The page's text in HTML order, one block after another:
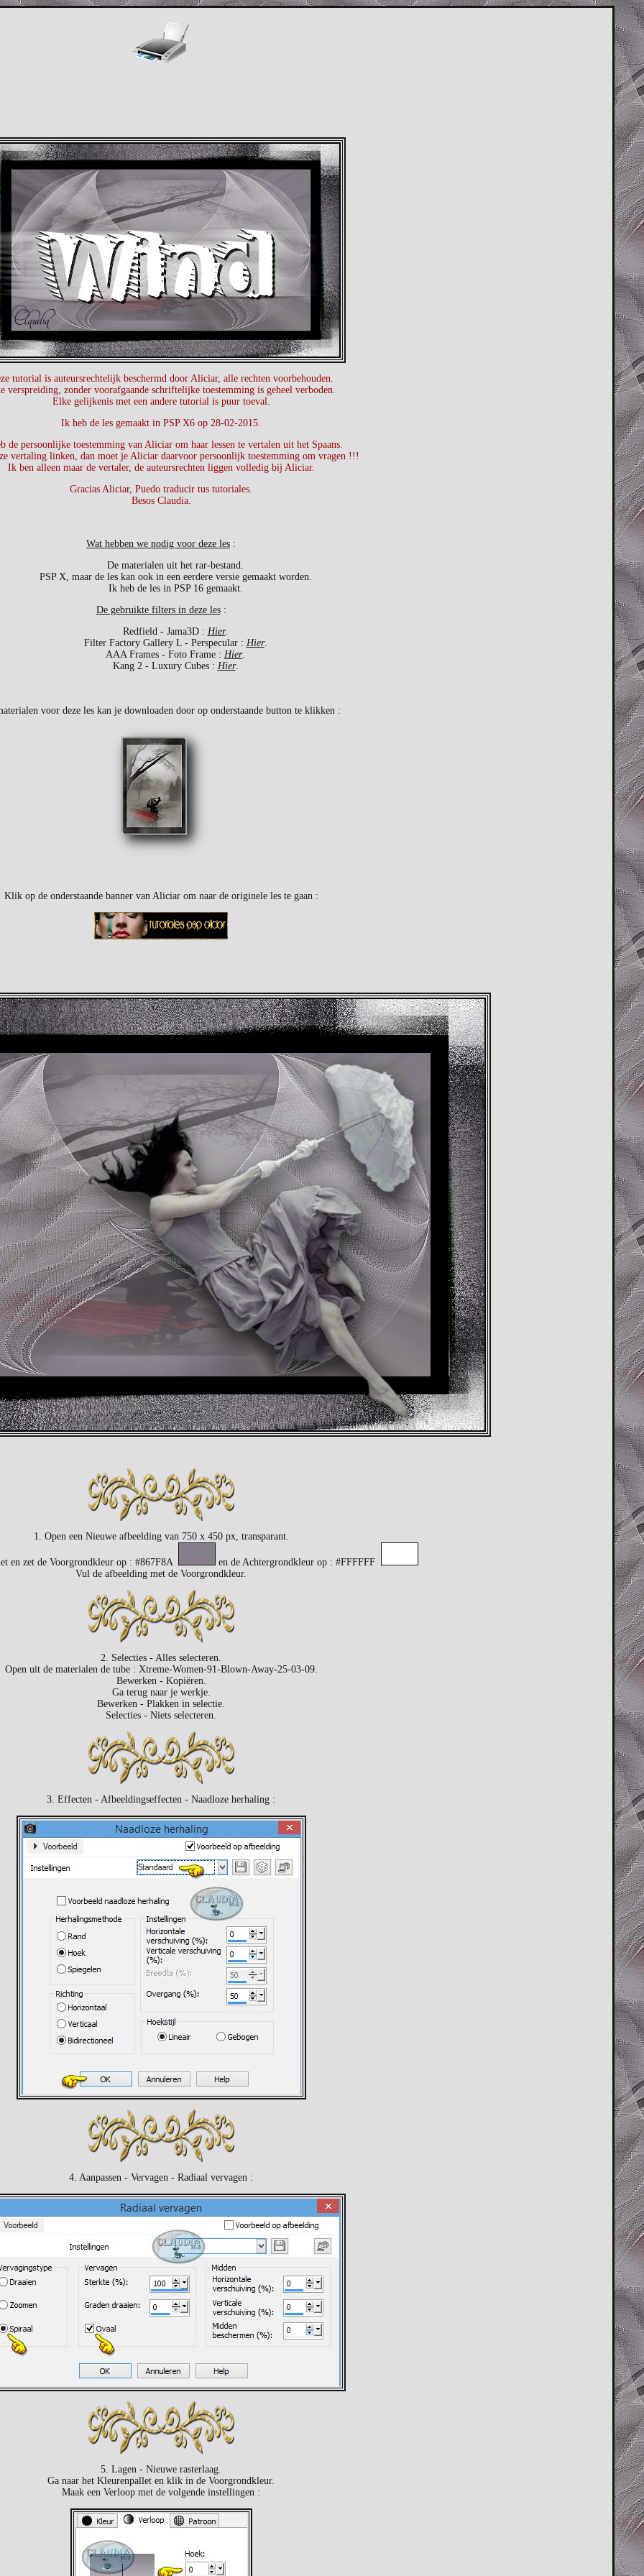
tutorial is auteursrechtelijk beschermd door Aliciar, alle rechten voorbehouden.
verspreiding, zonder voorafgaande schriftelijke toestemming is geheel verboden.
Elke gelijkenis met een andere tutorial is puur toeval.
Ik heb de les gemaakt in PSP X6 op 28-02-2015.
de persoonlijke toestemming van Aliciar om haar lessen te vertalen uit het Spaans.
vertaling linken, dan moet je Aliciar daarvoor persoonlijk toestemming om vragen !!!
Ik ben alleen maar de vertaler, de auteursrechten liggen volledig bij Aliciar.
Gracias Aliciar, Puedo traducir tus tutoriales.
Besos Claudia.
Wat hebben we nodig voor deze les :
De materialen uit het rar-bestand.
PSP X, maar de les kan ook in een eerdere versie gemaakt worden.
Ik heb de les in PSP 16 gemaakt.
De gebruikte filters in deze les:
Redfield - Jama3D : Hier.
Filter Factory Gallery L - Perspecular : Hier.
AAA Frames - Foto Frame : Hier.
Kang 2 - Luxury Cubes : Hier.
voor deze les kan je downloaden door op onderstaande button te klikken :
Klik op de onderstaande banner van Aliciar om naar de originele les te gaan :
1. Open een Nieuwe afbeelding van 750 x 450 px, transparant.
en zet de Voorgrondkleur op : #867F8A
en de Achtergrondkleur op : #FFFFFF
Vul de afbeelding met de Voorgrondkleur.
2. Selecties - Alles selecteren.
Open uit de materialen de tube : Xtreme-Women-91-Blown-Away-25-03-09.
Bewerken - Kopiëren.
Ga terug naar je werkje.
Bewerken - Plakken in selectie.
Selecties - Niets selecteren.
3. Effecten - Afbeeldingseffecten - Naadloze herhaling :
4. Aanpassen - Vervagen - Radiaal vervagen :
5. Lagen - Nieuwe rasterlaag.
Ga naar het Kleurenpallet en klik in de Voorgrondkleur.
Maak een Verloop met de volgende instellingen :